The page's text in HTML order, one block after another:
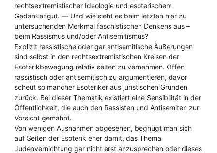
rechtsextremistischer Ideologie und esoterischem
Gedankengut. — Und wie sieht es beim letzten hier zu
untersuchenden Merkmal faschistischen Denkens aus –
beim Rassismus und/oder Antisemitismus?
Explizit rassistische oder gar antisemitische Äußerungen
sind selbst in den rechtsextremistischen Kreisen der
Esoterikbewegung relativ selten zu vernehmen. Offen
rassistisch oder antisemitisch zu argumentieren, davor
scheut so mancher Esoteriker aus juristischen Gründen
zurück. Bei dieser Thematik existiert eine Sensibilität in der
Öffentlichkeit, die auch den Rassisten und Antisemiten zur
Vorsicht gemahnt.
Von wenigen Ausnahmen abgesehen, begnügt man sich
auf Seiten der Esoterik eher damit, das Thema
Judenvernichtung gar nicht erst anzusprechen oder dieses